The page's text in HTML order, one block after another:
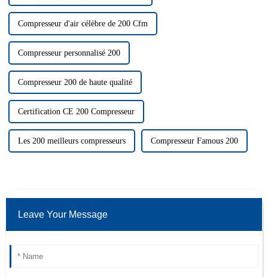
Compresseur d'air célèbre de 200 Cfm
Compresseur personnalisé 200
Compresseur 200 de haute qualité
Certification CE 200 Compresseur
Les 200 meilleurs compresseurs Compresseur Famous 200
Leave Your Message